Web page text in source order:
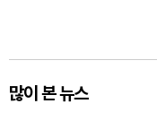
많이 본 뉴스